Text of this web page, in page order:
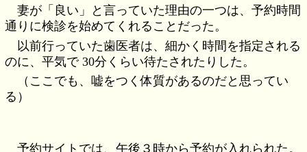
妻が「良い」と言っていた理由の一つは、予約時間
通りに検診を始めてくれることだった。
以前行っていた歯医者は、細かく時間を指定される
のに、平気で 30分くらい待たされたりした。
（ここでも、嘘をつく体質があるのだと思ってい
る）
予約サイトでは、午後３時から予約が入れられた。